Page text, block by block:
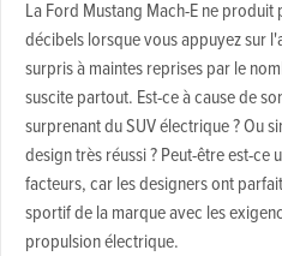
La Ford Mustang Mach-E ne
décibels lorsque vous appuyez sur
surpris à maintes reprises par le
suscite partout. Est-ce à cause de
surprenant du SUV électrique ? Ou
design très réussi ? Peut-être est-ce
facteurs, car les designers ont
sportif de la marque avec les
propulsion électrique.